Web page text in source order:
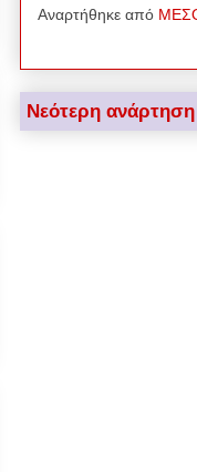
Αναρτήθηκε από
Νεότερη ανάρτηση